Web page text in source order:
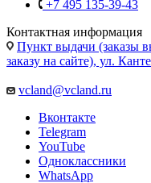
+7 495 135-39-43
Контактная информация
Пункт выдачи (заказы
заказу на сайте), ул.
vcland@vcland.ru
Вконтакте
Telegram
YouTube
Одноклассники
WhatsApp